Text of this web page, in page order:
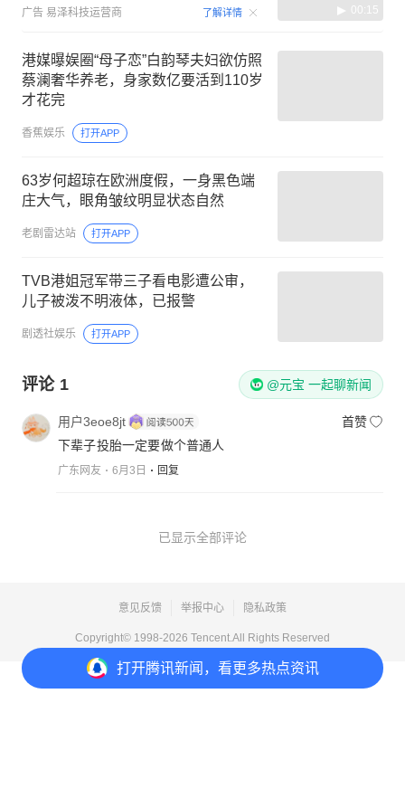
打开腾讯新闻，看更多热点资讯
广告 易泽科技运营商 了解详情 00:15
港媒曝娱圈“母子恋”白韵琴夫妇欲仿照
蔡澜奢华养老，身家数亿要活到110岁
才花完
香蕉娱乐 打开APP
63岁何超琼在欧洲度假，一身黑色端
庄大气，眼角皱纹明显状态自然
老剧雷达站 打开APP
TVB港姐冠军带三子看电影遭公审，
儿子被泼不明液体，已报警
剧透社娱乐 打开APP
评论 1 @元宝 一起聊新闻
用户3eoe8jt
首赞
下辈子投胎一定要做个普通人
广东网友 6月3日 回复
已显示全部评论
意见反馈 举报中心 隐私政策
Copyright© 1998-2026 Tencent.All Rights Reserved